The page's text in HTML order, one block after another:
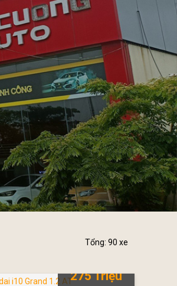
Tổng: 90 xe
275 Triệu